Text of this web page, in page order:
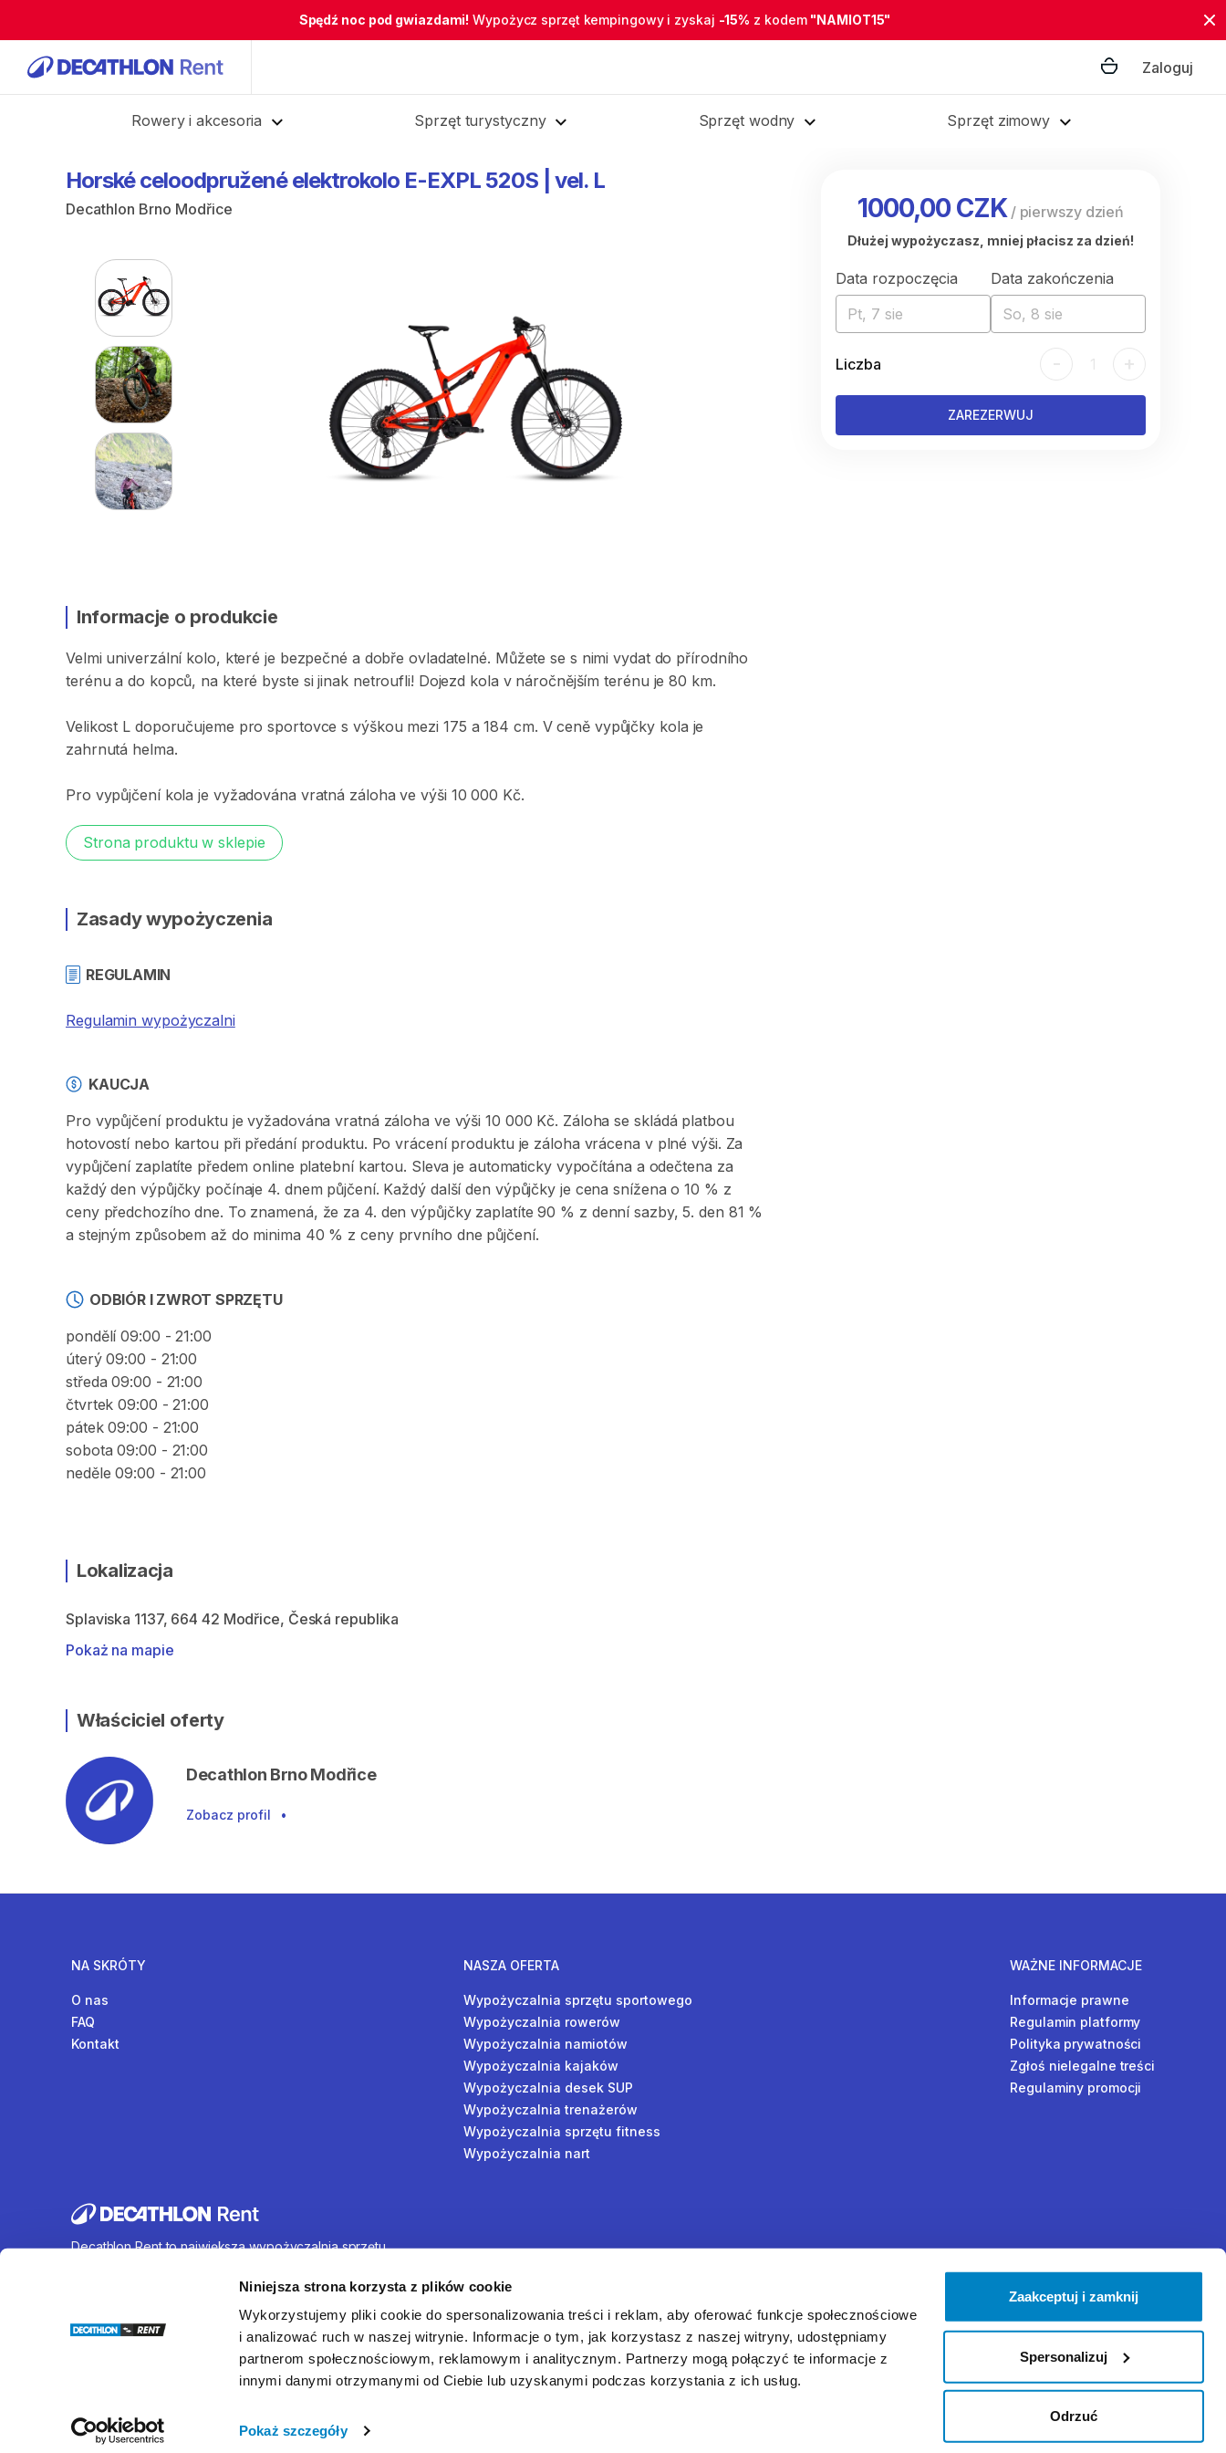
Niniejsza strona korzysta z plików cookie
Wykorzystujemy pliki cookie do spersonalizowania treści i reklam, aby oferować funkcje społecznościowe
i analizować ruch w naszej witrynie. Informacje o tym, jak korzystasz z naszej witryny, udostępniamy
partnerom społecznościowym, reklamowym i analitycznym. Partnerzy mogą połączyć te informacje z
innymi danymi otrzymanymi od Ciebie lub uzyskanymi podczas korzystania z ich usług.
Pokaż szczegóły
Zaakceptuj i zamknij
Spersonalizuj
Odrzuć
Spędź noc pod gwiazdami! Wypożycz sprzęt kempingowy i zyskaj -15% z kodem "NAMIOT15"
Zaloguj
Rowery i akcesoria Sprzęt turystyczny Sprzęt wodny Sprzęt zimowy
Horské celoodpružené elektrokolo E-EXPL 520S vel. L
Decathlon Brno Modřice
Informacje o produkcie
Velmi univerzální kolo​​​,​ které je bezpečné a dobře ovladatelné. Můžete se s nimi vydat do přírodního
terénu a do kopců​​​,​ na které byste si jinak netroufli! Dojezd kola v náročnějším terénu je 80 km.
Velikost L doporučujeme pro sportovce s výškou mezi 175 a 184 cm. V ceně vypůjčky kola je
zahrnutá helma.
Pro vypůjčení kola je vyžadována vratná záloha ve výši 10 000 Kč.
Strona produktu w sklepie
Zasady wypożyczenia
REGULAMIN
Regulamin wypożyczalni
KAUCJA
Pro vypůjčení produktu je vyžadována vratná záloha ve výši 10 000 Kč. Záloha se skládá platbou
hotovostí nebo kartou při předání produktu. Po vrácení produktu je záloha vrácena v plné výši. Za
vypůjčení zaplatíte předem online platební kartou. Sleva je automaticky vypočítána a odečtena za
každý den výpůjčky počínaje 4. dnem půjčení. Každý další den výpůjčky je cena snížena o 10 % z
ceny předchozího dne. To znamená, že za 4. den výpůjčky zaplatíte 90 % z denní sazby, 5. den 81 %
a stejným způsobem až do minima 40 % z ceny prvního dne půjčení.
ODBIÓR I ZWROT SPRZĘTU
pondělí 09:00 - 21:00
úterý 09:00 - 21:00
středa 09:00 - 21:00
čtvrtek 09:00 - 21:00
pátek 09:00 - 21:00
sobota 09:00 - 21:00
neděle 09:00 - 21:00
Lokalizacja
Splaviska 1137, 664 42 Modřice, Česká republika
Pokaż na mapie
Właściciel oferty
Decathlon Brno Modřice
Zobacz profil •
1000,00 CZK/ pierwszy dzień
Dłużej wypożyczasz, mniej płacisz za dzień!
Data rozpoczęcia
Pt, 7 sie
Data zakończenia
So, 8 sie
Liczba - 1 +
ZAREZERWUJ
NA SKRÓTY
O nas
FAQ
Kontakt
NASZA OFERTA
Wypożyczalnia sprzętu sportowego
Wypożyczalnia rowerów
Wypożyczalnia namiotów
Wypożyczalnia kajaków
Wypożyczalnia desek SUP
Wypożyczalnia trenażerów
Wypożyczalnia sprzętu fitness
Wypożyczalnia nart
WAŻNE INFORMACJE
Informacje prawne
Regulamin platformy
Polityka prywatności
Zgłoś nielegalne treści
Regulaminy promocji
Decathlon Rent to największa wypożyczalnia sprzętu
wynajem rowerów, sprzętu turystycznego, sprzętu do